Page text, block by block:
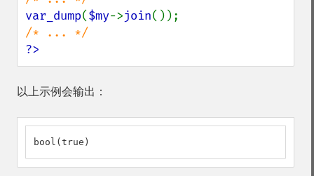
var_dump($my->join
?>
以上示例会输出：
bool(true)